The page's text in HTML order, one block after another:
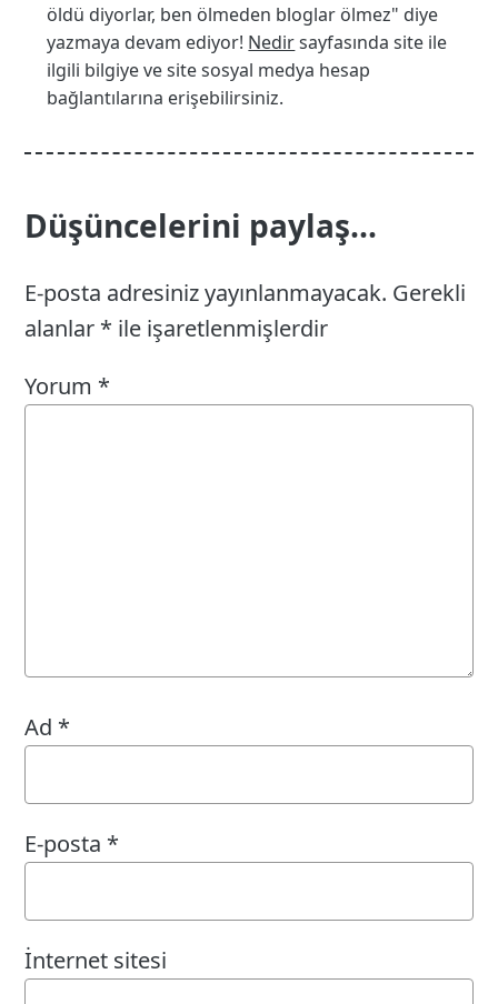
öldü diyorlar, ben ölmeden bloglar ölmez" diye
yazmaya devam ediyor! Nedirsayfasında site ile
ilgili bilgiye ve site sosyal medya hesap
bağlantılarına erişebilirsiniz.
Düşüncelerini paylaş...
E-posta adresiniz yayınlanmayacak. Gerekli
alanlar * ile işaretlenmişlerdir
Yorum *
Ad *
E-posta *
İnternet sitesi